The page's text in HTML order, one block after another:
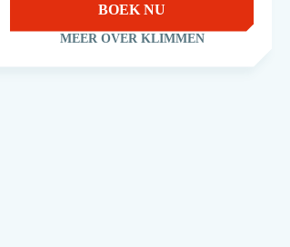
BOEK NU
MEER OVER KLIMMEN